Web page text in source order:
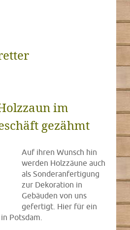
im
gezähmt
Auf ihren Wunsch hin
werden Holzzäune auch
als Sonderanfertigung
zur Dekoration in
Gebäuden von uns
gefertigt. Hier für ein
Potsdam.